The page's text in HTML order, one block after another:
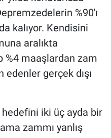
%90'ı
kalıyor. Kendisini
aralıkta
%4 maaşlardan zam
edenler gerçek dışı
iki üç ayda bir
zammı yanlış